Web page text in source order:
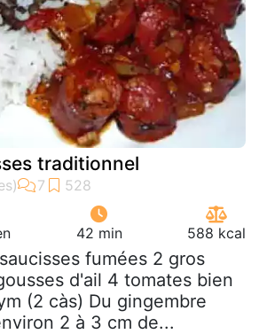
traditionnel
42 min 588 kcal
fumées 2 gros
d'ail 4 tomates bien
(2 càs) Du gingembre
2 à 3 cm de...